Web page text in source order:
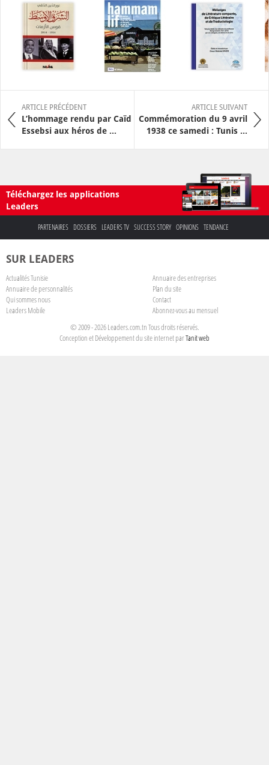
ARTICLE PRÉCÉDENT
L’hommage rendu par Caïd
Essebsi aux héros de ...
ARTICLE SUIVANT
Commémoration du 9 avril
1938 ce samedi : Tunis ...
Téléchargez les applications
Leaders
PARTENAIRES DOSSIERS LEADERS TV SUCCESS STORY OPINIONS TENDANCE
SUR LEADERS
Actualités Tunisie
Annuaire des entreprises
Annuaire de personnalités
Plan du site
Qui sommes nous
Contact
Leaders Mobile
Abonnez-vous au mensuel
© 2009 - 2026 Leaders.com.tn Tous droits réservés.
Conception et Développement du site internet parTanit web